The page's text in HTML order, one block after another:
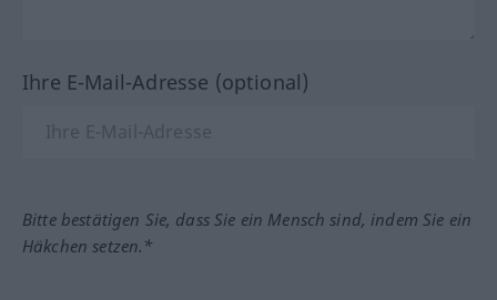
Ihre E-Mail-Adresse (optional)
Bitte bestätigen Sie, dass Sie ein Mensch sind, indem Sie ein
Häkchen setzen.*